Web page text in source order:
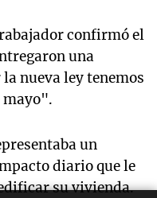
confirmó el
una
nueva ley tenemos
mayo".
un
diario que le
su vivienda.